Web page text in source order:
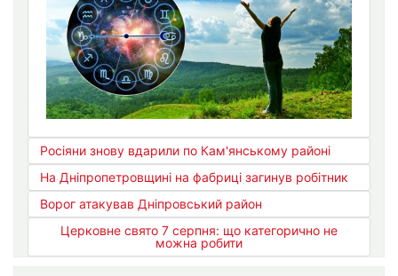
Росіяни знову вдарили по Кам'янському районі
На Дніпропетровщині на фабриці загинув робітник
Ворог атакував Дніпровський район
Церковне свято 7 серпня: що категорично не
можна робити